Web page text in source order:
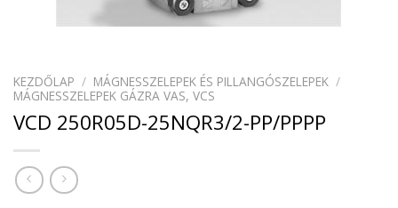
KEZDŐLAP / MÁGNESSZELEPEK ÉS PILLANGÓSZELEPEK /
MÁGNESSZELEPEK GÁZRA VAS, VCS
VCD 250R05D-25NQR3/2-PP/PPPP